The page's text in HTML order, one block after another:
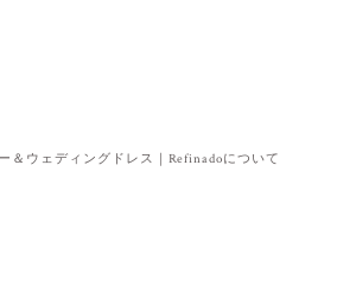
＆ウェディングドレス｜Refinadoについて